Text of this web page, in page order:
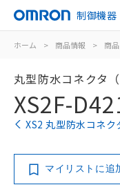
制御機器
ホーム > 商品情報 > 商
丸型防水コネクタ
XS2F-
XS2 丸型防水コネ
マイリストに追